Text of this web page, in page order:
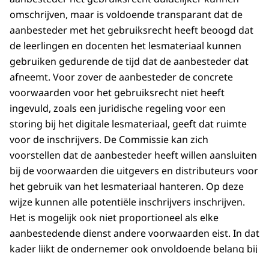
omschrijven, maar is voldoende transparant dat de
aanbesteder met het gebruiksrecht heeft beoogd dat
de leerlingen en docenten het lesmateriaal kunnen
gebruiken gedurende de tijd dat de aanbesteder dat
afneemt. Voor zover de aanbesteder de concrete
voorwaarden voor het gebruiksrecht niet heeft
ingevuld, zoals een juridische regeling voor een
storing bij het digitale lesmateriaal, geeft dat ruimte
voor de inschrijvers. De Commissie kan zich
voorstellen dat de aanbesteder heeft willen aansluiten
bij de voorwaarden die uitgevers en distributeurs voor
het gebruik van het lesmateriaal hanteren. Op deze
wijze kunnen alle potentiële inschrijvers inschrijven.
Het is mogelijk ook niet proportioneel als elke
aanbestedende dienst andere voorwaarden eist. In dat
kader lijkt de ondernemer ook onvoldoende belang bij